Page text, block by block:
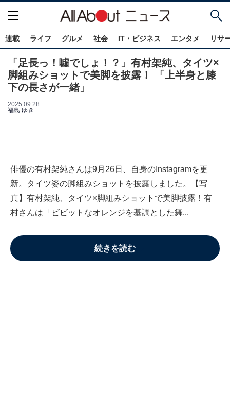
連載 ライフ グルメ 社会 IT・ビジネス エンタメ リサ
「足長っ！噓でしょ！？」有村架純、タイツ×
脚組みショットで美脚を披露！ 「上半身と膝
下の長さが一緒」
2025.09.28
福島 ゆき
俳優の有村架純さんは9月26日、自身のInstagramを更
新。タイツ姿の脚組みショットを披露しました。【写
真】有村架純、タイツ×脚組みショットで美脚披露！有
村さんは「ビビットなオレンジを基調とした舞...
続きを読む